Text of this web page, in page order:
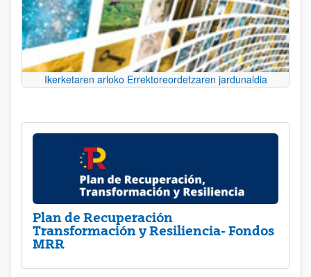
Ikerketaren arloko Errektoreordetzaren jardunaldia
Plan de Recuperación
Transformación y Resiliencia- Fondos
MRR